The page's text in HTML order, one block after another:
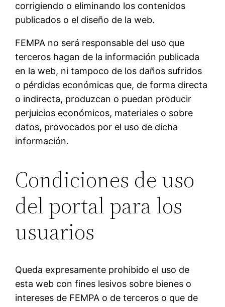
corrigiendo o eliminando los contenidos
publicados o el diseño de la web.
FEMPA no será responsable del uso que
terceros hagan de la información publicada
en la web, ni tampoco de los daños sufridos
o pérdidas económicas que, de forma directa
o indirecta, produzcan o puedan producir
perjuicios económicos, materiales o sobre
datos, provocados por el uso de dicha
información.
Condiciones de uso
del portal para los
usuarios
Queda expresamente prohibido el uso de
esta web con fines lesivos sobre bienes o
intereses de FEMPA o de terceros o que de